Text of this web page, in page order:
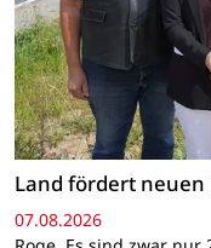
Land fördert neuen
07.08.2026